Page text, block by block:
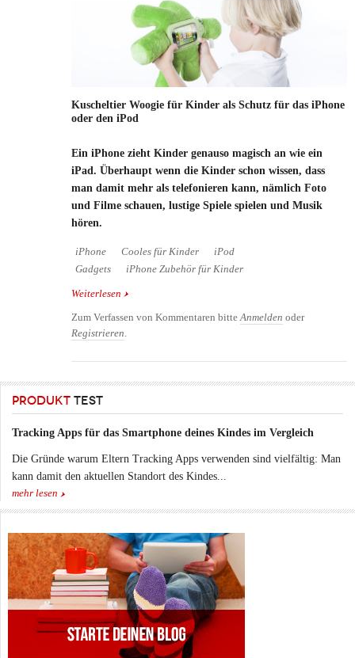
Kuscheltier Woogie für Kinder als Schutz für das iPhone
oder den iPod
Ein iPhone zieht Kinder genauso magisch an wie ein
iPad. Überhaupt wenn die Kinder schon wissen, dass
man damit mehr als telefonieren kann, nämlich Foto
und Filme schauen, lustige Spiele spielen und Musik
hören.
iPhone Cooles für Kinder
iPod
Gadgets
iPhone Zubehör für Kinder
Weiterlesen über Kuscheltier Woogie für Kinder als Schutz für
Zum Verfassen von Kommentaren bitte Anmelden oder
Registrieren
PRODUKT TEST
Tracking Apps für das Smartphone deines Kindes im Vergleich
Die Gründe warum Eltern Tracking Apps verwenden sind vielfältig: Man
kann damit den aktuellen Standort des Kindes...
mehr lesen